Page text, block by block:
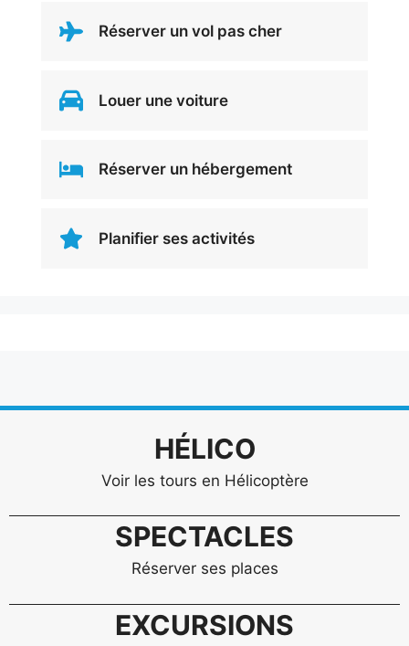
Réserver un vol pas cher
Louer une voiture
Réserver un hébergement
Planifier ses activités
HÉLICO
Voir les tours en Hélicoptère
SPECTACLES
Réserver ses places
EXCURSIONS